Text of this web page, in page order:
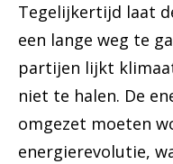
Tegelijkertijd laat
een lange weg te
partijen lijkt
niet te halen. De
omgezet moeten
energierevolutie,